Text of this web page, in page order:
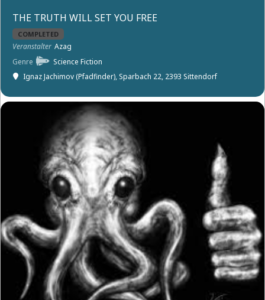
THE TRUTH WILL SET YOU FREE
COMPLETED
Veranstalter Azag
Genre
Science Fiction
Ignaz Jachimov (Pfadfinder), Sparbach 22, 2393 Sittendorf